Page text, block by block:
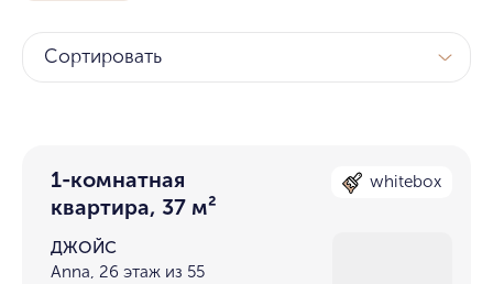
Сортировать
1-комнатная
квартира, 37 м²
whitebox
ДЖОЙС
Anna, 26 этаж из 55